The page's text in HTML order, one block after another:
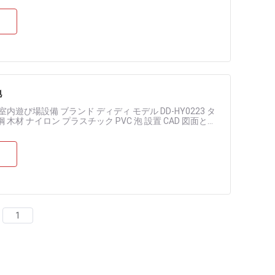
遊び場設備 ブランド ディディ モデル DD-HY0223 タ
材 ナイロン プラスチック PVC 泡 設置 CAD 図面とあ